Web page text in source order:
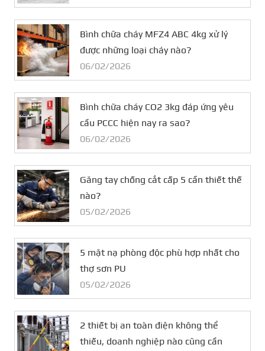
Bình chữa cháy MFZ4 ABC 4kg xử lý
được những loại cháy nào?
06/02/2026
Bình chữa cháy CO2 3kg đáp ứng yêu
cầu PCCC hiện nay ra sao?
06/02/2026
Găng tay chống cắt cấp 5 cần thiết thế
nào?
05/02/2026
5 mặt nạ phòng độc phù hợp nhất cho
thợ sơn PU
05/02/2026
2 thiết bị an toàn điện không thể
thiếu, doanh nghiệp nào cũng cần